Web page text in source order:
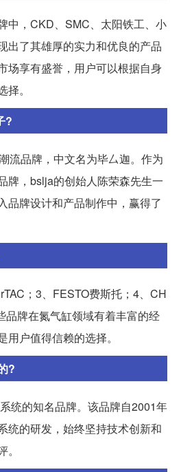
中，CKD、SMC、太阳铁工、小
出了其雄厚的实力和优良的产品
场享有盛誉，用户可以根据自身
。
?
流品牌，中文名为毕厶迦。作为
牌，bslja的创始人陈荣森先生一
品牌设计和产品制作中，赢得了
；3、FESTO费斯托；4、CH
品牌在氮气缸领域有着丰富的经
户值得信赖的选择。
?
统的知名品牌。该品牌自2001年
统的研发，始终坚持技术创新和